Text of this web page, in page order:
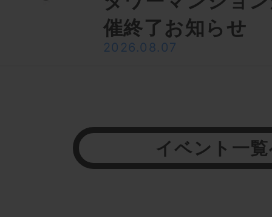
催終了お知らせ
2026.08.07
イベント一